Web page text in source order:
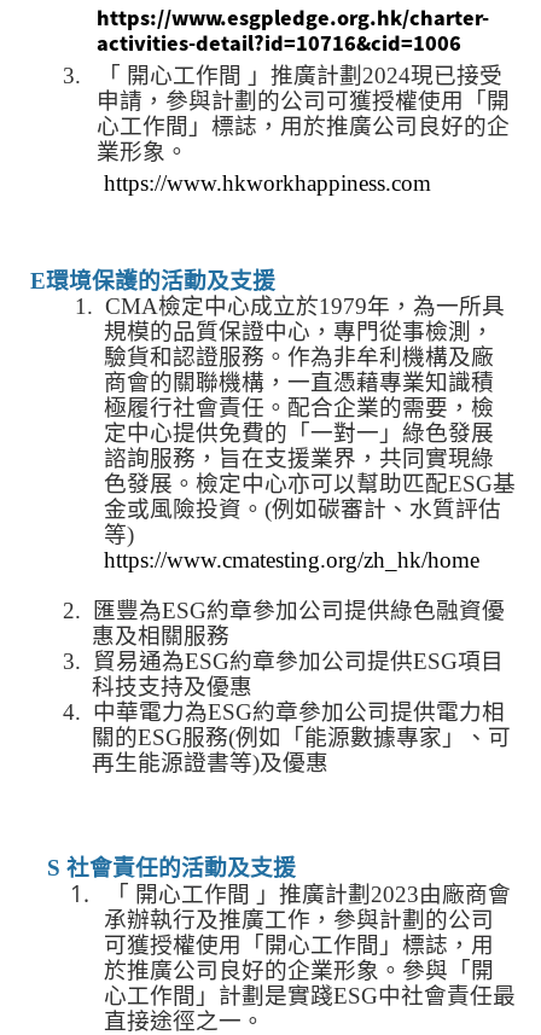
https://www.esgpledge.org.hk/charter-
activities-detail?id=10716&cid=1006
3. 「 開心工作間 」推廣計劃 2024現已接受
申請，參與計劃的公司可獲授權使用「開
心工作間」標誌，用於推廣公司良好的企
業形象。
https://www.hkworkhappiness.com
E環境保護的活動及支援
1. CMA檢定中心成立於1979年，為一所具
規模的品質保證中心，專門從事檢測，
驗貨和認證服務。作為非牟利機構及廠
商會的關聯機構，一直憑藉專業知識積
極履行社會責任。配合企業的需要，檢
定中心提供免費的「一對一」綠色發展
諮詢服務，旨在支援業界，共同實現綠
色發展。檢定中心亦可以幫助匹配ESG基
金或風險投資。(例如碳審計、水質評估
等)
https://www.cmatesting.org/zh_hk/home
2.
匯豐為ESG約章參加公司提供綠色融資優
惠及相關服務
3.
貿易通為ESG約章參加公司提供ESG項目
科技支持及優惠
4. 中華電力為ESG約章參加公司提供電力相
關的ESG服務(例如「能源數據專家」、可
再生能源證書等)及優惠
S 社會責任的活動及支援
1. 「 開心工作間 」推廣計劃 2023由廠商會
承辦執行及推廣工作，參與計劃的公司
可獲授權使用「開心工作間」標誌，用
於推廣公司良好的企業形象。參與「開
心工作間」計劃是實踐ESG中社會責任最
直接途徑之一。